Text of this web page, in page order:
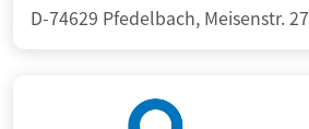
D-74629 Pfedelbach, Meisenstr. 27